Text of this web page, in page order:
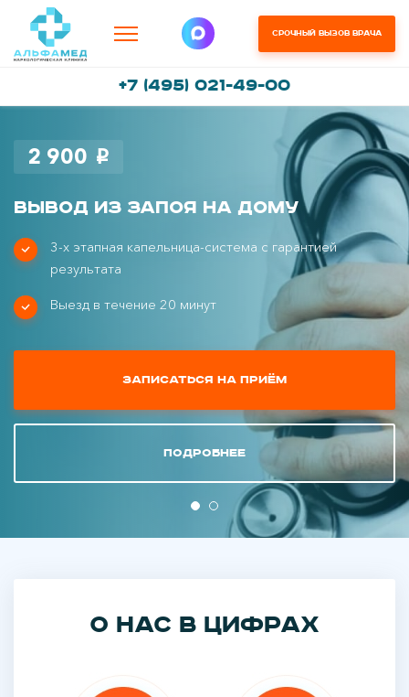
Срочный вызов врача
+7 (495) 021-49-00
2 900 i
Вывод из запоя на дому
3-х этапная капельница-система с гарантией
результата
Выезд в течение 20 минут
Записаться на приём
Подробнее
О нас в цифрах